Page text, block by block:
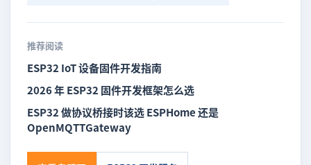
推荐阅读
ESP32 IoT 设备固件开发指南
2026 年 ESP32 固件开发框架怎么选
ESP32 做协议桥接时该选 ESPHome 还是
OpenMQTTGateway